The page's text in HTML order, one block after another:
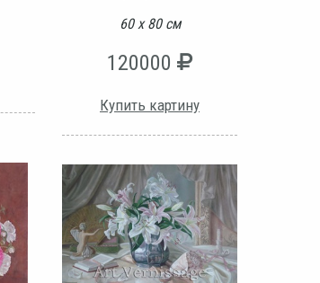
60 х 80 см
120000
Купить картину